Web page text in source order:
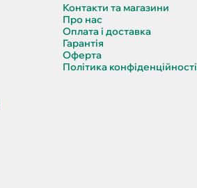
Контакти та магазини
Про нас
Оплата і доставка
Гарантія
Оферта
Політика конфіденційності